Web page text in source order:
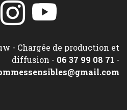
- Chargée de production et
diffusion - 06 37 99 08 71 -